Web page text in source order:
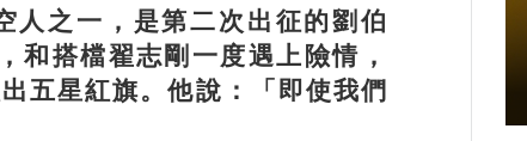
之一，是第二次出征的劉伯
和搭檔翟志剛一度遇上險情，
五星紅旗。他說：「即使我們